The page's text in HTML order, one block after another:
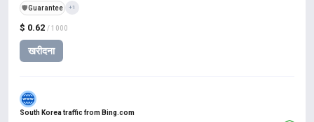
$ 0.62 / 1000
खरीदना
️🛡️Guarantee +1
South Korea traffic from Bing.com